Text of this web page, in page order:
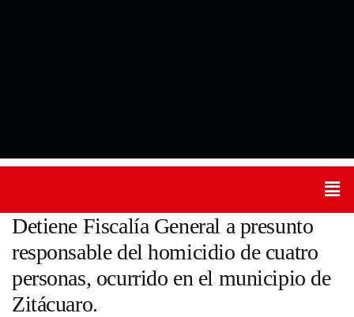
Detiene Fiscalía General a presunto
responsable del homicidio de cuatro
personas, ocurrido en el municipio de
Zitácuaro.